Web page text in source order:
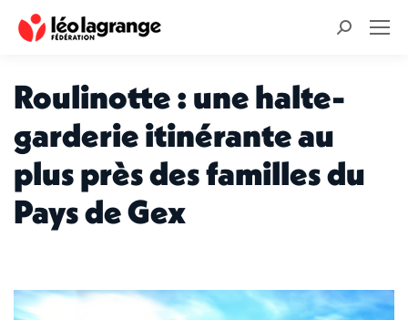
Recherche
Roulinotte : une halte-
garderie itinérante au
plus près des familles du
Pays de Gex